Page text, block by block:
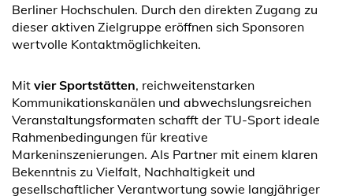
Berliner Hochschulen. Durch den direkten Zugang zu
dieser aktiven Zielgruppe eröffnen sich Sponsoren
wertvolle Kontaktmöglichkeiten.
Mit vier Sportstätten, reichweitenstarken
Kommunikationskanälen und abwechslungsreichen
Veranstaltungsformaten schafft der TU-Sport ideale
Rahmenbedingungen für kreative
Markeninszenierungen. Als Partner mit einem klaren
Bekenntnis zu Vielfalt, Nachhaltigkeit und
gesellschaftlicher Verantwortung sowie langjähriger